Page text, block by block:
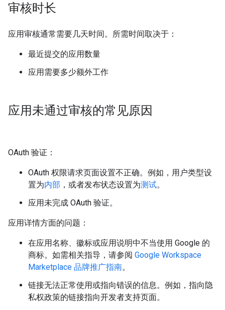
审核时长
应用审核通常需要几天时间。所需时间取决于：
最近提交的应用数量
应用需要多少额外工作
应用未通过审核的常见原因
OAuth 验证：
OAuth 权限请求页面设置不正确。例如，用户类型设
置为内部 ，或者发布状态设置为测试。
应用未完成 OAuth 验证。
应用详情方面的问题：
在应用名称、徽标或应用说明中不当使用 Google 的
商标。如需相关指导，请参阅 Google Workspace
Marketplace 品牌推广指南。
链接无法正常使用或指向错误的信息。例如，指向隐
私权政策的链接指向开发者支持页面。